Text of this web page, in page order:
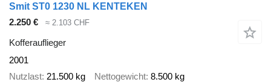
Smit ST0 1230 NL KENTEKEN
2.250 €
≈ 2.103 CHF
Kofferauflieger
2001
Nutzlast 21.500 kg Nettogewicht 8.500 kg